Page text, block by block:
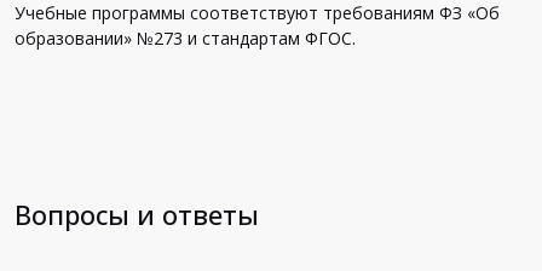
Учебные программы соответствуют требованиям ФЗ «Об
образовании» №273 и стандартам ФГОС.
Вопросы и ответы